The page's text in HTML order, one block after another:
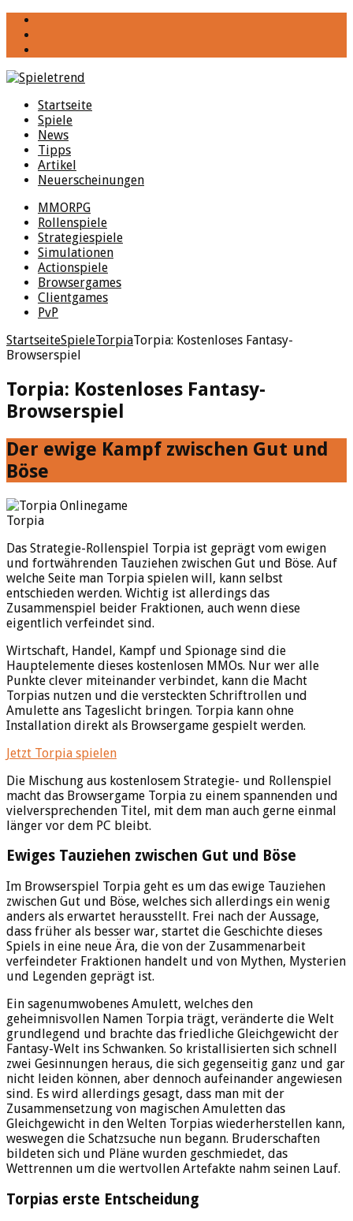
Startseite
Spiele
News
Tipps
Artikel
Neuerscheinungen
MMORPG
Rollenspiele
Strategiespiele
Simulationen
Actionspiele
Browsergames
Clientgames
PvP
StartseiteSpieleTorpiaTorpia: Kostenloses Fantasy-
Browserspiel
Torpia: Kostenloses Fantasy-
Browserspiel
Der ewige Kampf zwischen Gut und
Böse
Torpia
Das Strategie-Rollenspiel Torpia ist geprägt vom ewigen
und fortwährenden Tauziehen zwischen Gut und Böse. Auf
welche Seite man Torpia spielen will, kann selbst
entschieden werden. Wichtig ist allerdings das
Zusammenspiel beider Fraktionen, auch wenn diese
eigentlich verfeindet sind.
Wirtschaft, Handel, Kampf und Spionage sind die
Hauptelemente dieses kostenlosen MMOs. Nur wer alle
Punkte clever miteinander verbindet, kann die Macht
Torpias nutzen und die versteckten Schriftrollen und
Amulette ans Tageslicht bringen. Torpia kann ohne
Installation direkt als Browsergame gespielt werden.
Jetzt Torpia spielen
Die Mischung aus kostenlosem Strategie- und Rollenspiel
macht das Browsergame Torpia zu einem spannenden und
vielversprechenden Titel, mit dem man auch gerne einmal
länger vor dem PC bleibt.
Ewiges Tauziehen zwischen Gut und Böse
Im Browserspiel Torpia geht es um das ewige Tauziehen
zwischen Gut und Böse, welches sich allerdings ein wenig
anders als erwartet herausstellt. Frei nach der Aussage,
dass früher als besser war, startet die Geschichte dieses
Spiels in eine neue Ära, die von der Zusammenarbeit
verfeindeter Fraktionen handelt und von Mythen, Mysterien
und Legenden geprägt ist.
Ein sagenumwobenes Amulett, welches den
geheimnisvollen Namen Torpia trägt, veränderte die Welt
grundlegend und brachte das friedliche Gleichgewicht der
Fantasy-Welt ins Schwanken. So kristallisierten sich schnell
zwei Gesinnungen heraus, die sich gegenseitig ganz und gar
nicht leiden können, aber dennoch aufeinander angewiesen
sind. Es wird allerdings gesagt, dass man mit der
Zusammensetzung von magischen Amuletten das
Gleichgewicht in den Welten Torpias wiederherstellen kann,
weswegen die Schatzsuche nun begann. Bruderschaften
bildeten sich und Pläne wurden geschmiedet, das
Wettrennen um die wertvollen Artefakte nahm seinen Lauf.
Torpias erste Entscheidung